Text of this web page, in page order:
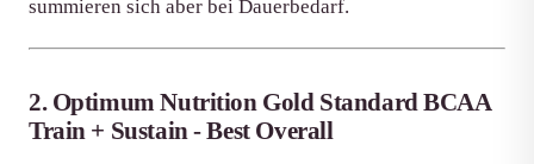
summieren sich aber bei Dauerbedarf.
2. Optimum Nutrition Gold Standard BCAA
Train + Sustain - Best Overall